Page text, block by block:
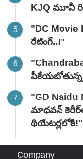
KJQ మూవీ
"DC
రేటింగ్‌..!"
పీకేయబోతున్న
"GD Naidu
మాధవన్‌
థియేటర్లలోకి!"
Company